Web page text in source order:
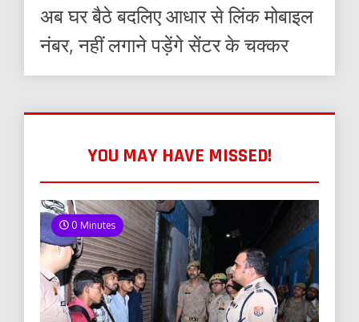
अब घर बैठे बदलिए आधार से लिंक मोबाइल
नंबर, नहीं लगाने पड़ेंगे सेंटर के चक्कर
YOU MAY HAVE MISSED!
0 Minutes